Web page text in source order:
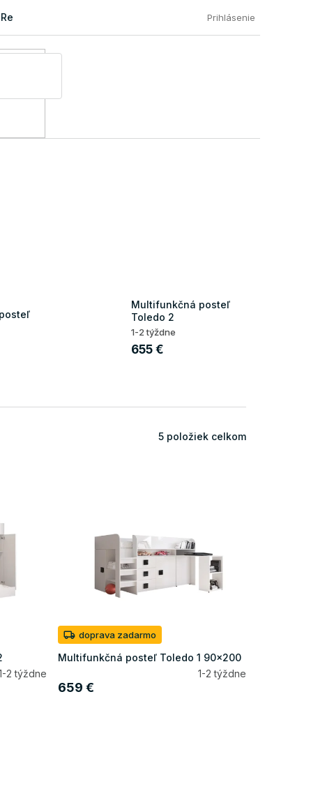
Reklamácia a vrátenie tovaru Časté otázky našich
Prihlásenie
Multifunkčná posteľ
Toledo 2
1-2 týždne
655 €
5 položiek celkom
2 týždne
doprava zadarmo
Multifunkčná posteľ Toledo 1 90x200
1-2 týždne
659 €